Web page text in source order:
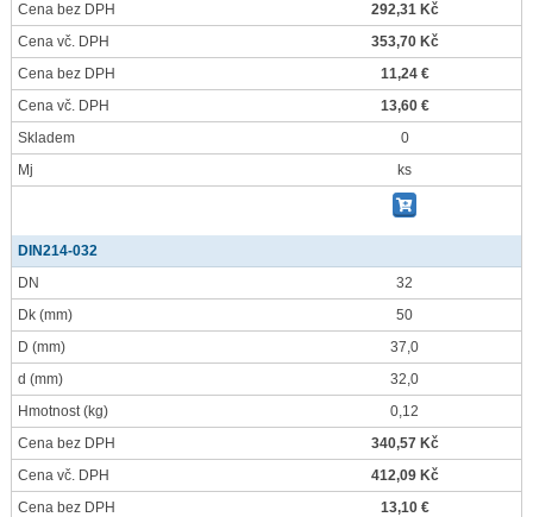
Cena bez DPH
292,31 Kč
Cena vč. DPH
353,70 Kč
Cena bez DPH
11,24 €
Cena vč. DPH
13,60 €
Skladem
0
Mj
ks
DIN214-032
DN
32
Dk (mm)
50
D (mm)
37,0
d (mm)
32,0
Hmotnost(kg)
0,12
Cena bez DPH
340,57 Kč
Cena vč. DPH
412,09 Kč
Cena bez DPH
13,10 €